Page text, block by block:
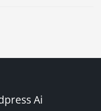
Ai